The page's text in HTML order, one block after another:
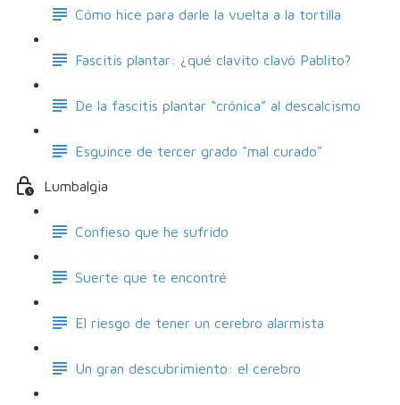
Cómo hice para darle la vuelta a la tortilla
Fascitis plantar: ¿qué clavito clavó Pablito?
De la fascitis plantar “crónica” al descalcismo
Esguince de tercer grado "mal curado"
Lumbalgia
Confieso que he sufrido
Suerte que te encontré
El riesgo de tener un cerebro alarmista
Un gran descubrimiento: el cerebro